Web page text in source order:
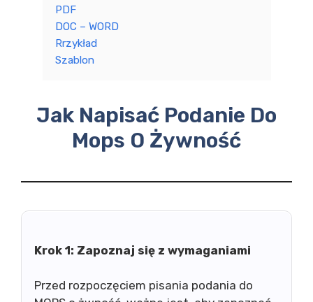
PDF
DOC – WORD
Rrzykład
Szablon
Jak Napisać Podanie Do
Mops O Żywność
Krok 1: Zapoznaj się z wymaganiami
Przed rozpoczęciem pisania podania do